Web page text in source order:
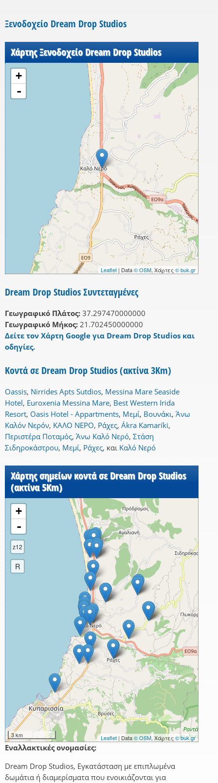
Ξενοδοχείο Dream Drop Studios
Χάρτης Ξενοδοχείο Dream Drop Studios
+
-
Leaflet | Data© OSM, Χάρτες © buk.gr
Dream Drop Studios Συντεταγμένες
Γεωγραφικό Πλάτος: 37.297470000000
Γεωγραφικό Μήκος: 21.702450000000
Δείτε τον Χάρτη Google για Dream Drop Studios και
οδηγίες.
Κοντά σε Dream Drop Studios (ακτίνα 3Km)
Oassis, Nirrides Apts Sutdios, Messina Mare Seaside
Hotel, Euroxenia Messina Mare, Best Western Irida
Resort, Oasis Hotel - Appartments, Μεμί, Βουνάκι, Άνω
Καλόν Νερόν, ΚΑΛΟ ΝΕΡΟ, Ράχες, Ákra Kamaríki,
Περιστέρα Ποταμός, Άνω Καλό Νερό, Στάση
Σιδηροκάστρου, Μεμί, Ράχες, και Καλό Νερό
Χάρτης σημείων κοντά σε Dream Drop Studios
(ακτίνα 5Km)
+
-
z12
R
3 km Leaflet | Data© OSM, Χάρτες © buk.gr
Εναλλακτικές ονομασίες:
Dream Drop Studios, Εγκατάσταση με επιπλωμένα
δωμάτια ή διαμερίσματα που ενοικιάζονται για